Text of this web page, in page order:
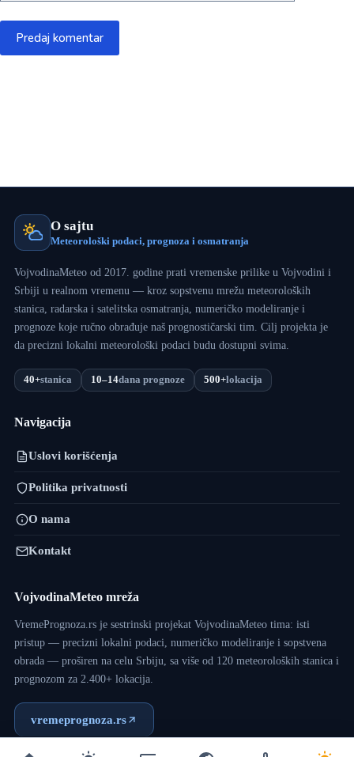
Predaj komentar
O sajtu
Meteorološki podaci, prognoza i osmatranja
VojvodinaMeteo od 2017. godine prati vremenske prilike u Vojvodini i
Srbiji u realnom vremenu — kroz sopstvenu mrežu meteoroloških
stanica, radarska i satelitska osmatranja, numeričko modeliranje i
prognoze koje ručno obrađuje naš prognostičarski tim. Cilj projekta je
da precizni lokalni meteorološki podaci budu dostupni svima.
40+stanica 10–14dana prognoze 500+lokacija
Navigacija
Uslovi korišćenja
Politika privatnosti
O nama
Kontakt
VojvodinaMeteo mreža
VremePrognoza.rs je sestrinski projekat VojvodinaMeteo tima: isti
pristup — precizni lokalni podaci, numeričko modeliranje i sopstvena
obrada — proširen na celu Srbiju, sa više od 120 meteoroloških stanica i
prognozom za 2.400+ lokacija.
vremeprognoza.rs